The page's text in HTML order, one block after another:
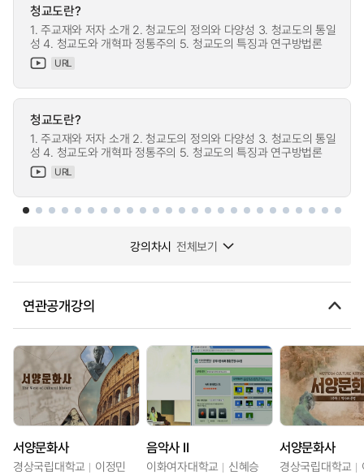
청교도란?
1. 주교재와 저자 소개 2. 청교도의 정의와 다양성 3. 청교도의 통일
성 4. 청교도와 개혁파 정통주의 5. 청교도의 특징과 연구방법론
URL
청교도란?
1. 주교재와 저자 소개 2. 청교도의 정의와 다양성 3. 청교도의 통일
성 4. 청교도와 개혁파 정통주의 5. 청교도의 특징과 연구방법론
URL
강의차시 전체보기
연관공개강의
서양문화사
경상국립대학교 이정민
음악사 II
이화여자대학교 신혜승
서양문화사
경상국립대학교